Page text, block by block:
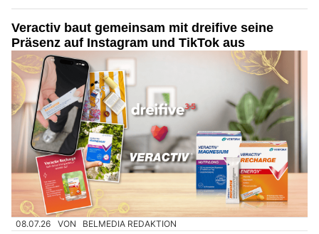
Veractiv baut gemeinsam mit dreifive seine
Präsenz auf Instagram und TikTok aus
08.07.26 VON BELMEDIA REDAKTION